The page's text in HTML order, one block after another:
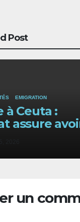
Post
EMIGRATION
à Ceuta :
assure
un